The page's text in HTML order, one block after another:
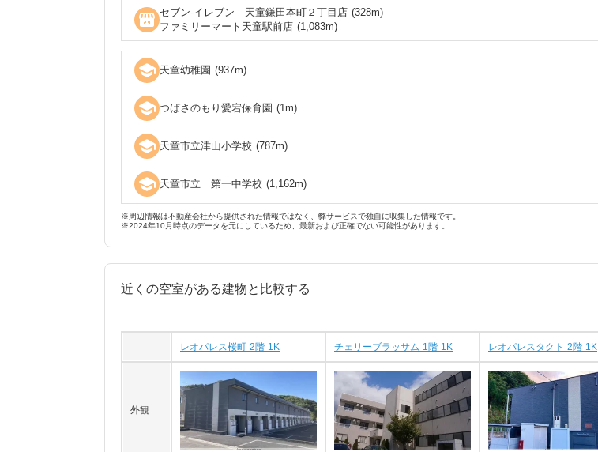
local_convenience_store セブン‐イレブン 天童鎌田本町２丁目店 (328m)
ファミリーマート天童駅前店 (1,083m)
school 天童幼稚園 (937m)
school つばさのもり愛宕保育園 (1m)
school 天童市立津山小学校 (787m)
school 天童市立 第一中学校 (1,162m)
※周辺情報は不動産会社から提供された情報ではなく、弊サービスで独自に収集した情報です。
※2024年10月時点のデータを元にしているため、最新および正確でない可能性があります。
近くの空室がある建物と比較する
レオパレス桜町 2階 1K チェリーブラッサム 1階 1K レオパレスタクト 2階 1K
外観